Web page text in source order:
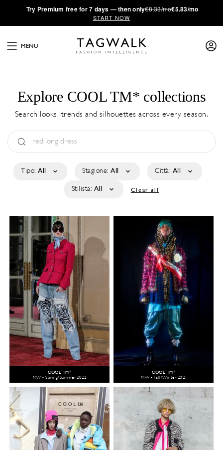
·Try Premium free for 7 days — then only€8.33/mo€5.83/mo
START NOW
MENU
Explore COOL TM* collections
Search looks, trends and silhouettes across every season.
Tipo: All Stagione: All Città: All
Stilista: All Clear all
COOL TM*
MW - Spring/Summer 2022
COOL TM*
MW - Fall/Winter 2021